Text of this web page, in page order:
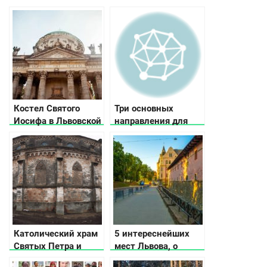
Костел Святого
Иосифа в Львовской
области
Три основных
направления для
поездок на отдых в
Украине
Католический храм
Святых Петра и
Павла в
5 интереснейших
мест Львова, о
которых не